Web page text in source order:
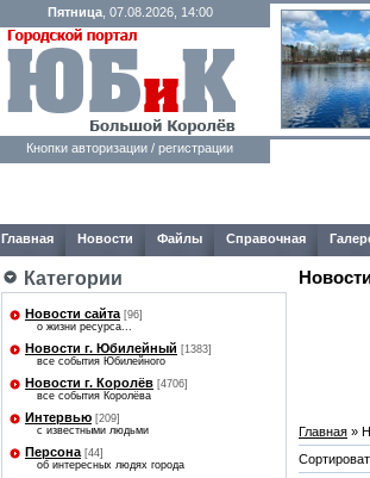
Пятница, 07.08.2026, 14:00
Кнопки авторизации / регистрации
Главная Новости Файлы Справочная
Категории
Новости сайта [96]
о жизни ресурса...
Новости г. Юбилейный [1383]
все события Юбилейного
Новости г. Королёв [4706]
все события Королёва
Интервью [209]
с известными людьми
Персона [44]
об интересных людях города
Главная »